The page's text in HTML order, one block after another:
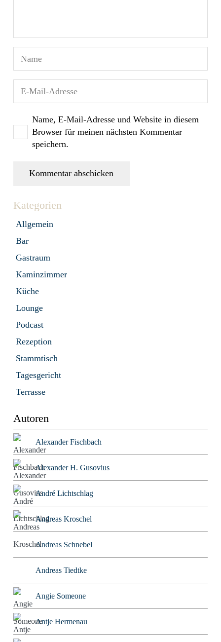
Name, E-Mail-Adresse und Website in diesem
Browser für meinen nächsten Kommentar
speichern.
Kommentar abschicken
Kategorien
Allgemein
Bar
Gastraum
Kaminzimmer
Küche
Lounge
Podcast
Rezeption
Stammtisch
Tagesgericht
Terrasse
Autoren
Alexander Fischbach
Alexander H. Gusovius
André Lichtschlag
Andreas Kroschel
Andreas Schnebel
Andreas Tiedtke
Angie Someone
Antje Hermenau